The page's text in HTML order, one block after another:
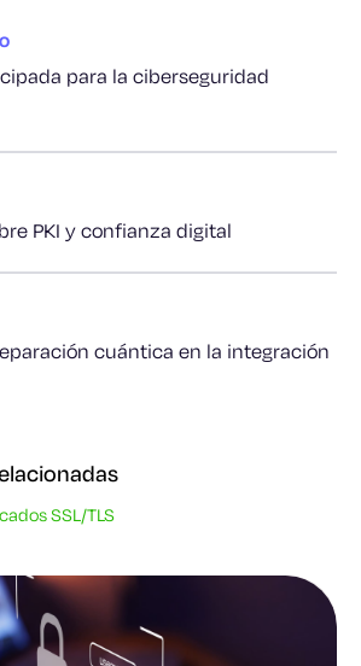
para la ciberseguridad
PKI y confianza digital
cuántica en la integración
SSL/TLS